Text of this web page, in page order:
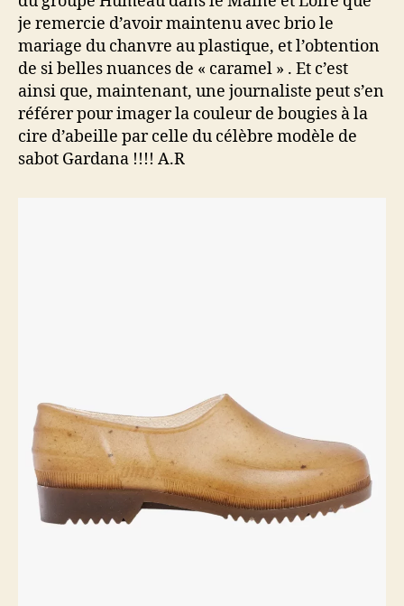
je remercie d’avoir maintenu avec brio le
mariage du chanvre au plastique, et l’obtention
de si belles nuances de « caramel » . Et c’est
ainsi que, maintenant, une journaliste peut s’en
référer pour imager la couleur de bougies à la
cire d’abeille par celle du célèbre modèle de
sabot Gardana !!!! A.R